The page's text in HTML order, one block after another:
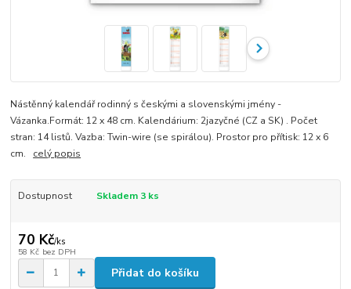
Nástěnný kalendář rodinný s českými a slovenskými jmény -
Vázanka.Formát: 12 x 48 cm. Kalendárium: 2jazyčné (CZ a SK) . Počet
stran: 14 listů. Vazba: Twin-wire (se spirálou). Prostor pro přítisk: 12 x 6
cm. celý popis
Dostupnost Skladem 3 ks
70 Kč/ks
58 Kč bez DPH
Přidat do košíku